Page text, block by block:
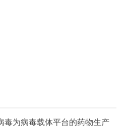
毒为病毒载体平台的药物生产